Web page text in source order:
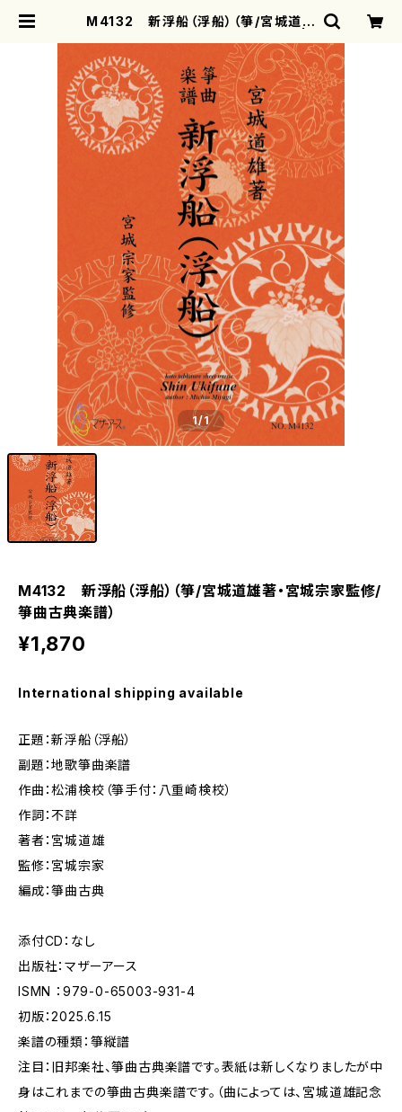
M4132 新浮船（浮船）（箏/宮城道雄
motherearth
1/1
M4132 新浮船（浮船）（箏/宮城道雄著・宮城宗家監修/
箏曲古典楽譜）
¥1,870
International shipping available
正題：新浮船（浮船）
副題：地歌箏曲楽譜
作曲：松浦検校（箏手付：八重崎検校）
作詞：不詳
著者：宮城道雄
監修：宮城宗家
編成：箏曲古典
添付CD：なし
出版社：マザーアース
ISMN ：979-0-65003-931-4
初版：2025.6.15
楽譜の種類：箏縦譜
注目：旧邦楽社、箏曲古典楽譜です。表紙は新しくなりましたが中
身はこれまでの箏曲古典楽譜です。（曲によっては、宮城道雄記念